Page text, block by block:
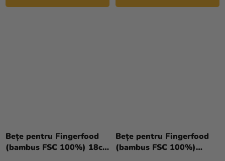
Bețe pentru Fingerfood
(bambus FSC 100%) 18cm
Bețe pentru Fingerfood
(bambus FSC 100%)